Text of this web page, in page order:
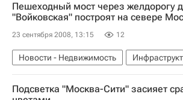
Пешеходный мост через желдорогу
"Войковская" построят на севере
23 сентября 2008, 13:15 12
Новости - Недвижимость
Подсветка "Москва-Сити" засияет